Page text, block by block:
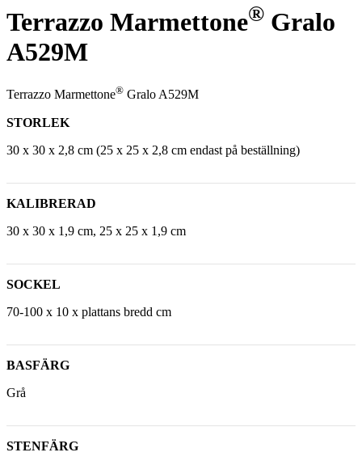
Terrazzo Marmettone® Gralo
A529M
Terrazzo Marmettone® Gralo A529M
STORLEK
30 x 30 x 2,8 cm (25 x 25 x 2,8 cm endast på beställning)
KALIBRERAD
30 x 30 x 1,9 cm, 25 x 25 x 1,9 cm
SOCKEL
70-100 x 10 x plattans bredd cm
BASFÄRG
Grå
STENFÄRG